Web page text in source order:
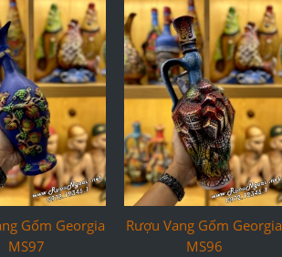
Gốm Georgia
MS97
Rượu Vang Gốm Georgia
MS96